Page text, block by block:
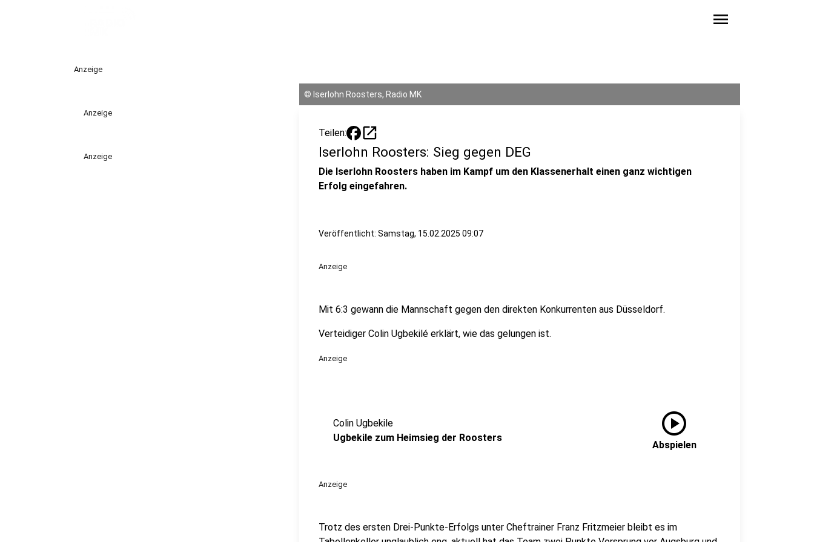
menu
Anzeige
Anzeige
Anzeige
© Iserlohn Roosters, Radio MK
Teilen: open_in_new
Iserlohn Roosters: Sieg gegen DEG
Die Iserlohn Roosters haben im Kampf um den Klassenerhalt einen ganz wichtigen
Erfolg eingefahren.
Veröffentlicht: Samstag, 15.02.2025 09:07
Anzeige
Mit 6:3 gewann die Mannschaft gegen den direkten Konkurrenten aus Düsseldorf.
Verteidiger Colin Ugbekilé erklärt, wie das gelungen ist.
Anzeige
Colin Ugbekile
Ugbekile zum Heimsieg der Roosters
play_circle
Abspielen
Anzeige
Trotz des ersten Drei-Punkte-Erfolgs unter Cheftrainer Franz Fritzmeier bleibt es im